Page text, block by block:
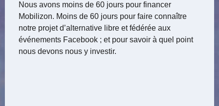
Nous avons moins de 60 jours pour financer
Mobilizon. Moins de 60 jours pour faire connaître
notre projet d’alternative libre et fédérée aux
événements Facebook ; et pour savoir à quel point
nous devons nous y investir.